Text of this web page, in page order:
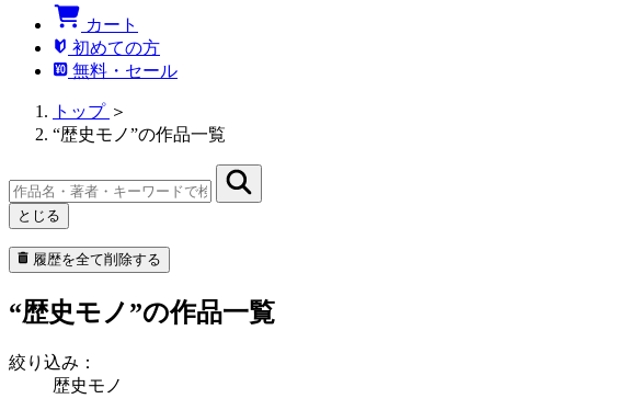
カート
初めての方
無料・セール
トップ ＞
“歴史モノ”の作品一覧
とじる
履歴を全て削除する
“歴史モノ”の作品一覧
絞り込み：
歴史モノ